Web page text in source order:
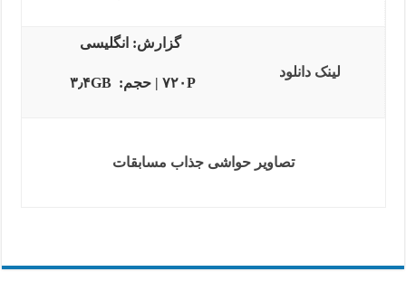
لینک دانلود
گزارش: انگلیسی
۷۲۰P | حجم: ۳٫۴GB
تصاویر حواشی جذاب مسابقات